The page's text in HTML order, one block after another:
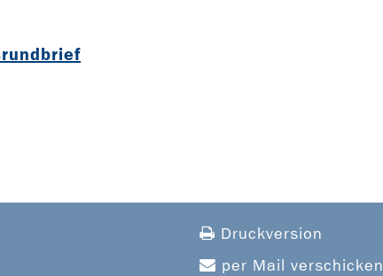
Druckversion
per Mail verschicken